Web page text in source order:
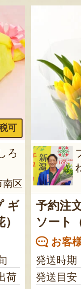
可
ろ
南区
ギ
荷
予約注
ソート
お客
発送時期
発送目安